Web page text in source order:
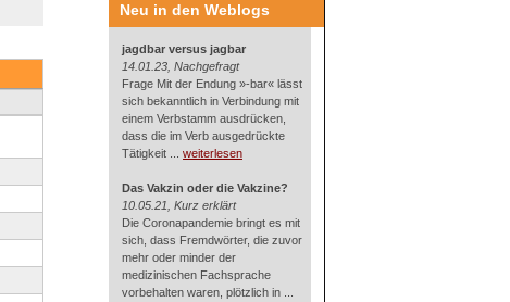
Neu in den Weblogs
jagdbar versus jagbar
14.01.23, Nachgefragt
Frage Mit der Endung »-bar« lässt
sich bekanntlich in Verbindung mit
einem Verbstamm ausdrücken,
dass die im Verb ausgedrückte
Tätigkeit ... weiterlesen
Das Vakzin oder die Vakzine?
10.05.21, Kurz erklärt
Die Coronapandemie bringt es mit
sich, dass Fremdwörter, die zuvor
mehr oder minder der
medizinischen Fachsprache
vorbehalten waren, plötzlich in ...